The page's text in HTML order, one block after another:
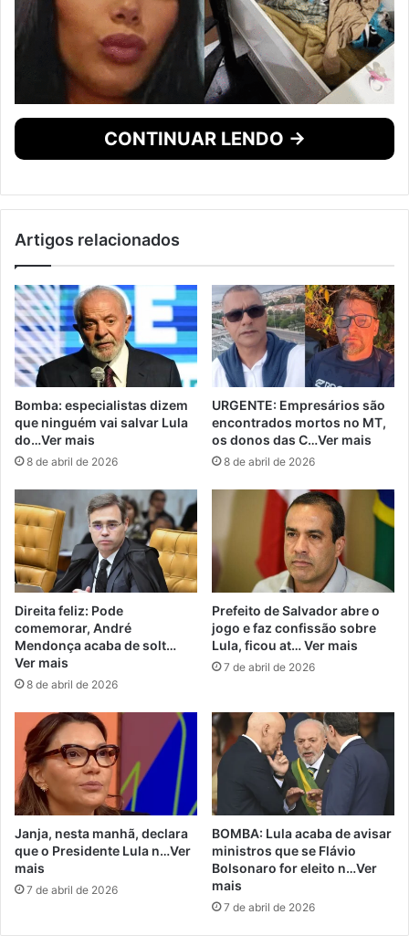
CONTINUAR LENDO →
Artigos relacionados
Bomba: especialistas dizem
que ninguém vai salvar Lula
do…Ver mais
8 de abril de 2026
URGENTE: Empresários são
encontrados mortos no MT,
os donos das C…Ver mais
8 de abril de 2026
Direita feliz: Pode
comemorar, André
Mendonça acaba de solt…
Ver mais
8 de abril de 2026
Prefeito de Salvador abre o
jogo e faz confissão sobre
Lula, ficou at… Ver mais
7 de abril de 2026
Janja, nesta manhã, declara
que o Presidente Lula n…Ver
mais
7 de abril de 2026
BOMBA: Lula acaba de avisar
ministros que se Flávio
Bolsonaro for eleito n…Ver
mais
7 de abril de 2026